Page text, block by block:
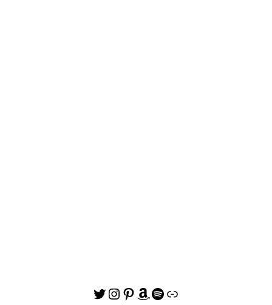
Twitter
Instagram
Pinterest
Amazon
Spotify
リンク